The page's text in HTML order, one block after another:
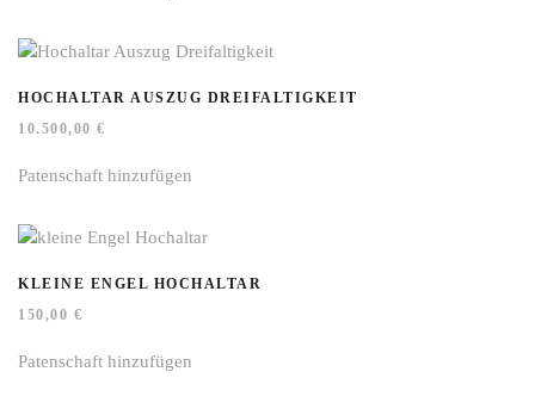
HOCHALTAR AUSZUG DREIFALTIGKEIT
10.500,00 €
Patenschaft hinzufügen
KLEINE ENGEL HOCHALTAR
150,00 €
Patenschaft hinzufügen